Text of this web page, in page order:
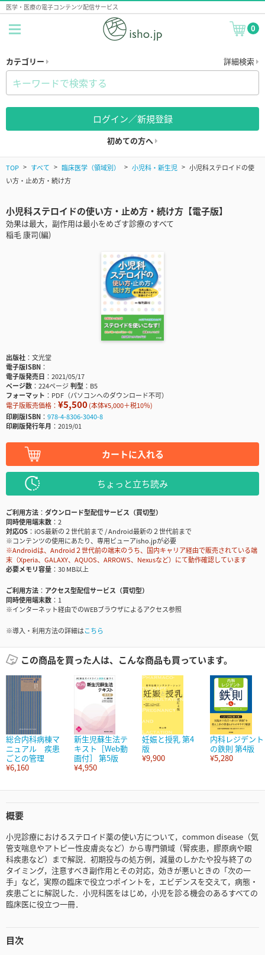
医学・医療の電子コンテンツ配信サービス
0
カテゴリー 詳細検索
ログイン／新規登録
初めての方へ
TOP すべて 臨床医学（領域別） 小児科・新生児
小児科ステロイドの使
い方・止め方・続け方
小児科ステロイドの使い方・止め方・続け方【電子版】
効果は最大，副作用は最小をめざす診療のすべて
稲毛 康司(編)
出版社
文光堂
電子版ISBN
電子版発売日
2021/05/17
ページ数
224ページ判型
B5
フォーマット
PDF（パソコンへのダウンロード不可）
電子版販売価格： ¥5,500(本体¥5,000＋税10％)
印刷版ISBN
978-4-8306-3040-8
印刷版発行年月
2019/01
カートに入れる
ちょっと立ち読み
ご利用方法
ダウンロード型配信サービス（買切型）
同時使用端末数
2
対応OS
iOS最新の２世代前まで / Android最新の２世代前まで
※コンテンツの使用にあたり、専用ビューアisho.jpが必要
※Androidは、Android２世代前の端末のうち、国内キャリア経由で販売されている端
末（Xperia、GALAXY、AQUOS、ARROWS、Nexusなど）にて動作確認しています
必要メモリ容量
30 MB以上
ご利用方法
アクセス型配信サービス（買切型）
同時使用端末数
1
※インターネット経由でのWEBブラウザによるアクセス参照
※導入・利用方法の詳細はこちら
この商品を買った人は、こんな商品も買っています。
総合内科病棟マ
ニュアル 疾患
ごとの管理
¥6,160
新生児蘇生法テ
キスト［Web動
画付］ 第5版
¥4,950
妊娠と授乳 第4
版
¥9,900
内科レジデント
の鉄則 第4版
¥5,280
概要
小児診療におけるステロイド薬の使い方について，common disease（気
管支喘息やアトピー性皮膚炎など）から専門領域（腎疾患，膠原病や眼
科疾患など）まで解説．初期投与の処方例，減量のしかたや投与終了の
タイミング，注意すべき副作用とその対応，効きが悪いときの「次の一
手」など，実際の臨床で役立つポイントを，エビデンスを交えて，病態・
疾患ごとに解説した．小児科医をはじめ，小児を診る機会のあるすべての
臨床医に役立つ一冊．
目次